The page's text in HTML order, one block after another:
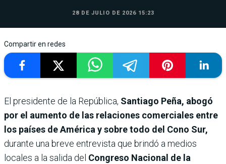
28 DE JULIO DE 2026 15:23
Compartir en redes
El presidente de la República, Santiago Peña, abogó
por el aumento de las relaciones comerciales entre
los países de América y sobre todo del Cono Sur,
durante una breve entrevista que brindó a medios
locales a la salida del Congreso Nacional de la